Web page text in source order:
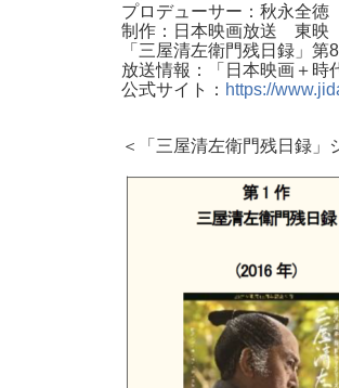
プロデューサー：秋永全
制作：日本映画放送 東映
「三屋清左衛門残日録」
放送情報：「日本映画＋時
公式サイト： https://
＜「三屋清左衛門残日録」